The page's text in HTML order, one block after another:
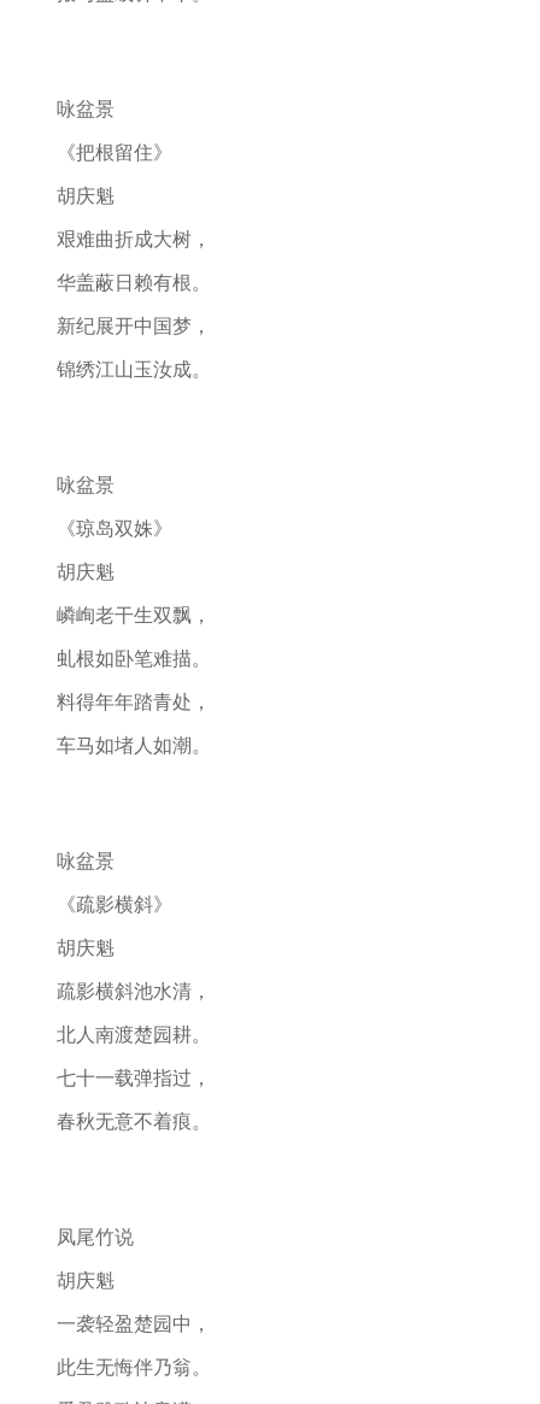
咏盆景
《把根留住》
胡庆魁
艰难曲折成大树，
华盖蔽日赖有根。
新纪展开中国梦，
锦绣江山玉汝成。
咏盆景
《琼岛双姝》
胡庆魁
嶙峋老干生双飘，
虬根如卧笔难描。
料得年年踏青处，
车马如堵人如潮。
咏盆景
《疏影横斜》
胡庆魁
疏影横斜池水清，
北人南渡楚园耕。
七十一载弹指过，
春秋无意不着痕。
凤尾竹说
胡庆魁
一袭轻盈楚园中，
此生无悔伴乃翁。